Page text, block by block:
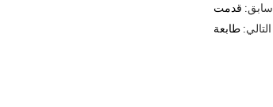
سابق:
التالي: